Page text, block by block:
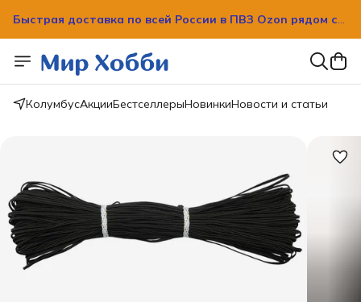
Быстрая доставка по всей России в ПВЗ Ozon рядом с
Быстрая доставка по всей России в ПВЗ Ozon рядом с
вашим домом!
КолумбусАкцииБестселлерыНовинкиНовости и статьи